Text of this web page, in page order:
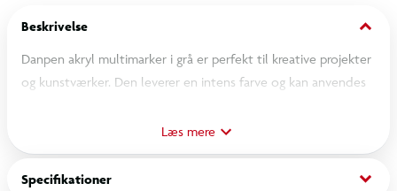
Beskrivelse keyboard_arrow_down
Danpen akryl multimarker i grå er perfekt til kreative projekter
og kunstværker. Den leverer en intens farve og kan anvendes
påføring, ideel til både hobbybrug og professionelle projekter.
Læs mere
Specifikationer keyboard_arrow_down